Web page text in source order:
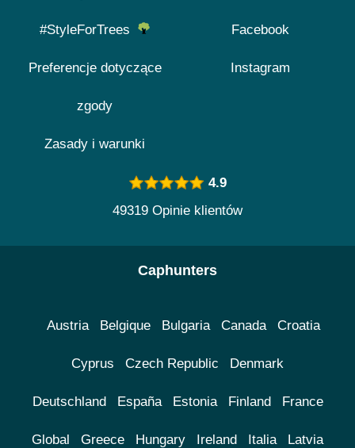
#StyleForTrees
Preferencje dotyczące
zgody
Zasady i warunki
Facebook
Instagram
4.9
49319 Opinie klientów
Caphunters
Austria Belgique Bulgaria Canada Croatia
Cyprus Czech Republic Denmark
Deutschland España Estonia Finland France
Global Greece Hungary Ireland Italia Latvia